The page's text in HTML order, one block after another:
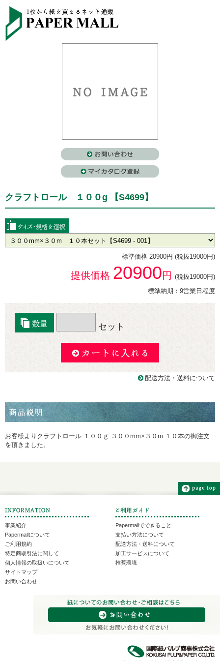
クラフトロール １００g 【S4699】
標準価格 20900円 (税抜19000円)
提供価格 20900円 (税抜19000円)
標準納期：9営業日程度
セット
配送方法・送料について
お客様よりクラフトロール １００ｇ ３００mm×３０m １０本の御注文
を頂きました。
事業紹介
Papermallについて
ご利用規約
特定商取引法に関して
個人情報の取扱いについて
サイトマップ
お問い合わせ
Papermallでできること
支払い方法について
配送方法・送料について
加工サービスについて
推奨環境